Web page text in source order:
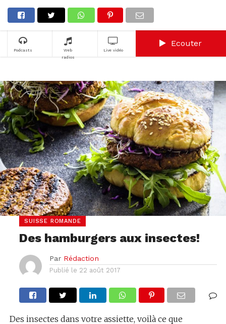
Podcasts
Web
radios
Live vidéo
Ecouter
SUISSE ROMANDE
Des hamburgers aux insectes!
Par Rédaction
Publié le 22 août 2017
Des insectes dans votre assiette, voilà ce que